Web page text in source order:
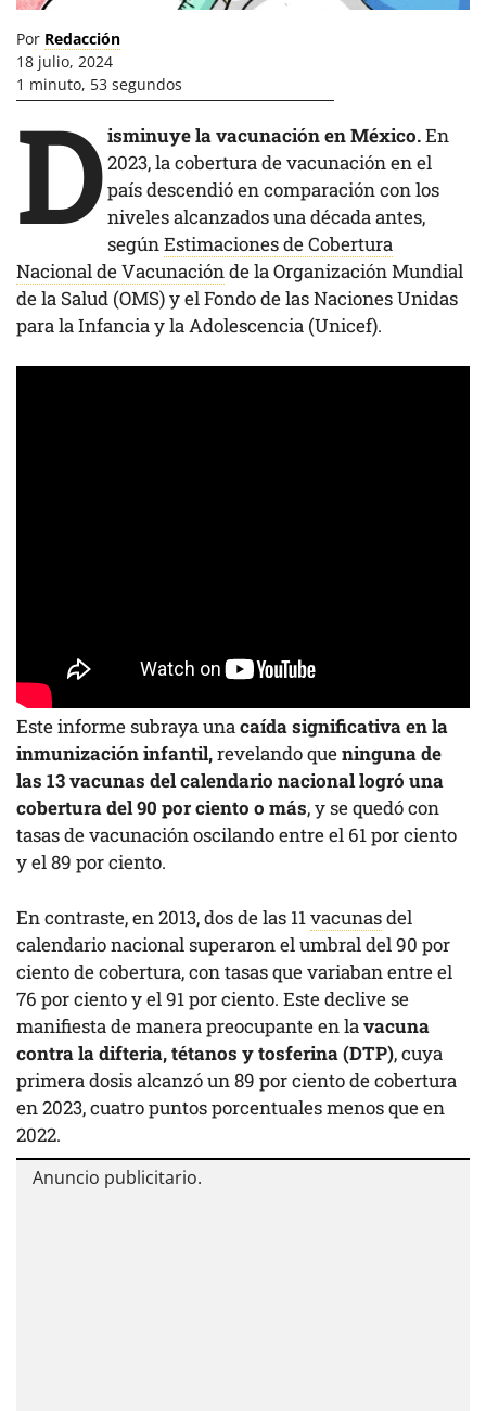
Por Redacción
18 julio, 2024
1 minuto, 53 segundos
Disminuye la vacunación en México.En
2023, la cobertura de vacunación en el
país descendió en comparación con los
niveles alcanzados una década antes,
segúnEstimaciones de Cobertura
Nacional de Vacunaciónde la Organización Mundial
de la Salud (OMS) y el Fondo de las Naciones Unidas
para la Infancia y la Adolescencia (Unicef).
Este informe subraya unacaída significativa en la
inmunización infantil,revelando queninguna de
las 13 vacunas del calendario nacional logró una
cobertura del 90 por ciento o más, y se quedó con
tasas de vacunación oscilando entre el 61 por ciento
y el 89 por ciento.
En contraste, en 2013, dos de las 11vacunasdel
calendario nacional superaron el umbral del 90 por
ciento de cobertura, con tasas que variaban entre el
76 por ciento y el 91 por ciento. Este declive se
manifiesta de manera preocupante en lavacuna
contra la difteria, tétanos y tosferina (DTP), cuya
primera dosis alcanzó un 89 por ciento de cobertura
en 2023, cuatro puntos porcentuales menos que en
2022.